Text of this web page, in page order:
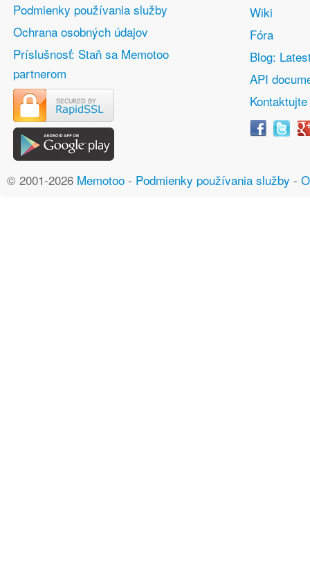
Podmienky používania služby
Ochrana osobných údajov
Príslušnosť: Staň sa Memotoo
partnerom
Wiki
Fóra
Blog:
API
© 2001-2026 Memotoo - Podmienky používania služby -